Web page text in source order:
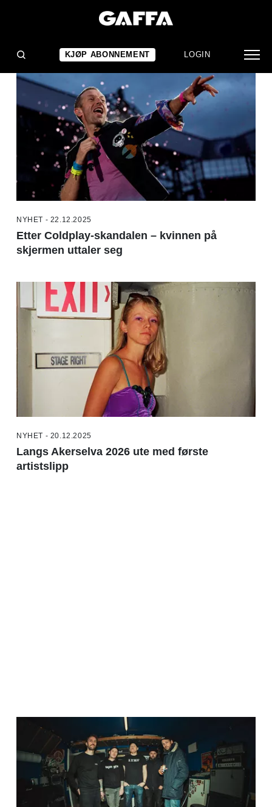
KJØP ABONNEMENT LOGIN
NYHET - 22.12.2025
Etter Coldplay-skandalen – kvinnen på
skjermen uttaler seg
NYHET - 20.12.2025
Langs Akerselva 2026 ute med første
artistslipp